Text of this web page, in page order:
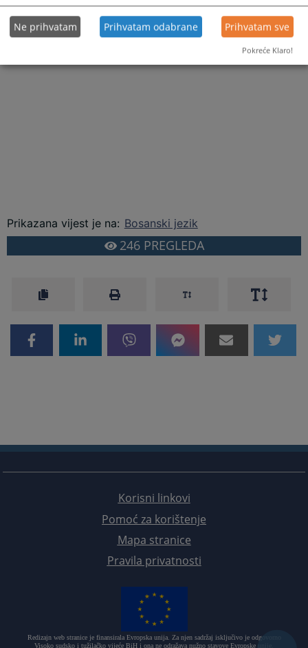
osumnjičene ili optužene za krivična djela imate u vidu presumpciju
nevinosti iz člana 3. Zakona o krivičnom postupku FBiH u kojem je u stavu 1
definisano da se svako smatra nevinim za krivično djelo dok se pravosnažnom
Prikazana vijest je na: Bosanski jezik
246PREGLEDA
Korisni linkovi
Pomoć za korištenje
Mapa stranice
Pravila privatnosti
Redizajn web stranice je finansirala Evropska unija. Za njen sadržaj isključivo je odgovorno
Visoko sudsko i tužilačko vijeće BiH i ona ne odražava nužno stavove Evropske unije.
Ne prihvatam Prihvatam odabrane Prihvatam sve
Pokreće Klaro!